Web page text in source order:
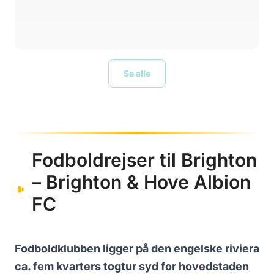
Se alle
Fodboldrejser til Brighton
– Brighton & Hove Albion
FC
Fodboldklubben ligger på den engelske riviera
ca. fem kvarters togtur syd for hovedstaden